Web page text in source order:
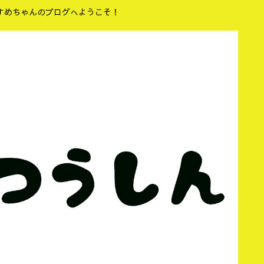
ちゃんのブログへようこそ！